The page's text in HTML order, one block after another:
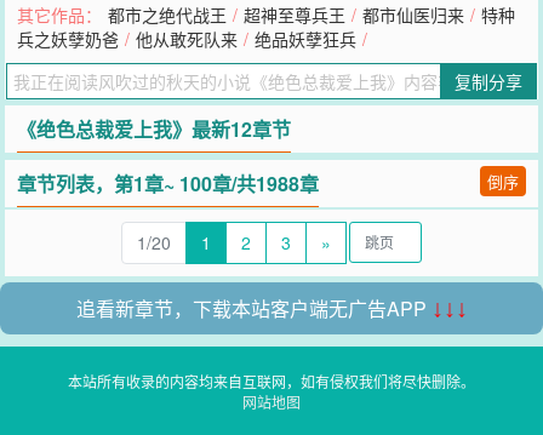
一个拉风的男人的拉风故事！————QQ群：绝色总裁爱上我VIP群
463460181，欢迎大家加入温馨的大家庭！
您要是觉得《绝色总裁爱上我》还不错的话请不要忘记向您QQ群和微
博微信里的朋友推荐哦！
其它作品： 都市之绝代战王 / 超神至尊兵王 / 都市仙医归来 / 特种
兵之妖孽奶爸 / 他从敢死队来 / 绝品妖孽狂兵 /
复制分享
《绝色总裁爱上我》最新12章节
章节列表，第1章~ 100章/共1988章
倒序
1/20 1 2 3 »
追看新章节，下载本站客户端无广告APP ↓↓↓
本站所有收录的内容均来自互联网，如有侵权我们将尽快删除。
网站地图